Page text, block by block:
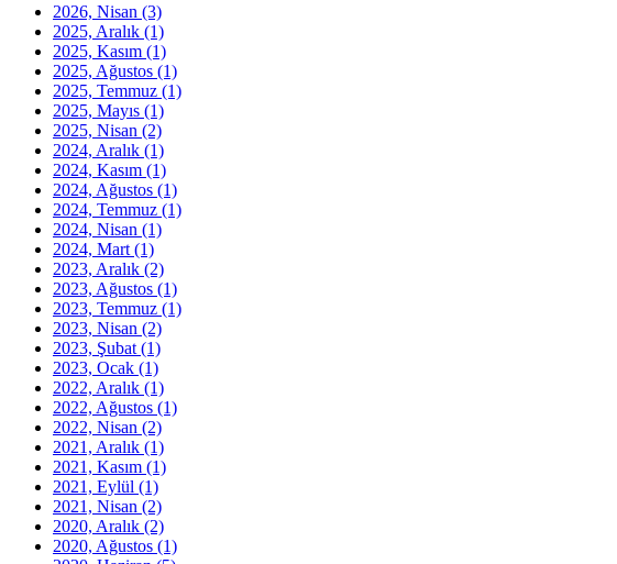
2026, Nisan (3)
2025, Aralık (1)
2025, Kasım (1)
2025, Ağustos (1)
2025, Temmuz (1)
2025, Mayıs (1)
2025, Nisan (2)
2024, Aralık (1)
2024, Kasım (1)
2024, Ağustos (1)
2024, Temmuz (1)
2024, Nisan (1)
2024, Mart (1)
2023, Aralık (2)
2023, Ağustos (1)
2023, Temmuz (1)
2023, Nisan (2)
2023, Şubat (1)
2023, Ocak (1)
2022, Aralık (1)
2022, Ağustos (1)
2022, Nisan (2)
2021, Aralık (1)
2021, Kasım (1)
2021, Eylül (1)
2021, Nisan (2)
2020, Aralık (2)
2020, Ağustos (1)